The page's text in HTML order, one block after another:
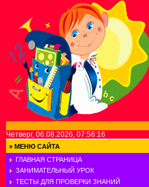
Четверг, 06.08.2026, 07:56:16
» МЕНЮ САЙТА
ГЛАВНАЯ СТРАНИЦА
ЗАНИМАТЕЛЬНЫЙ УРОК
ТЕСТЫ ДЛЯ ПРОВЕРКИ ЗНАНИЙ